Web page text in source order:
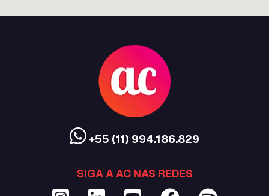
+55 (11) 994.186.829
SIGA A AC NAS REDES